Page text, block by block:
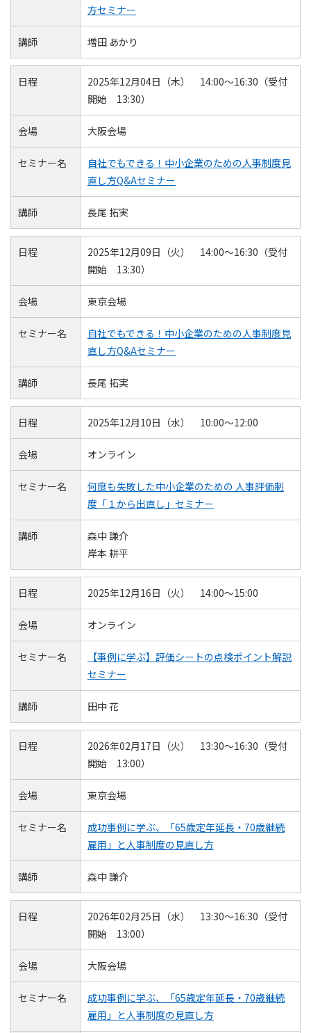
方セミナー
講師 増田 あかり
日程
2025年12月04日（木） 14:00～16:30（受付
開始 13:30）
会場 大阪会場
セミナー名
自社でもできる！中小企業のための人事制度見
直し方Q&Aセミナー
講師 長尾 拓実
日程
2025年12月09日（火） 14:00～16:30（受付
開始 13:30）
会場 東京会場
セミナー名
自社でもできる！中小企業のための人事制度見
直し方Q&Aセミナー
講師 長尾 拓実
日程 2025年12月10日（水） 10:00～12:00
会場 オンライン
セミナー名
何度も失敗した中小企業のための 人事評価制
度「１から出直し」セミナー
講師
森中 謙介
岸本 耕平
日程 2025年12月16日（火） 14:00～15:00
会場 オンライン
セミナー名
【事例に学ぶ】評価シートの点検ポイント解説
セミナー
講師 田中 花
日程
2026年02月17日（火） 13:30～16:30（受付
開始 13:00）
会場 東京会場
セミナー名
成功事例に学ぶ、「65歳定年延長・70歳継続
雇用」と人事制度の見直し方
講師 森中 謙介
日程
2026年02月25日（水） 13:30～16:30（受付
開始 13:00）
会場 大阪会場
セミナー名
成功事例に学ぶ、「65歳定年延長・70歳継続
雇用」と人事制度の見直し方